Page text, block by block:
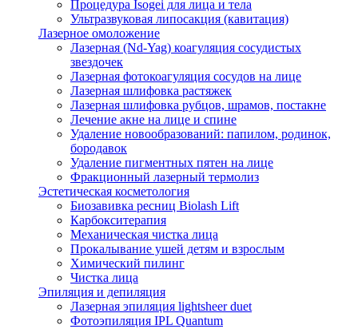
Процедура Isogei для лица и тела
Ультразвуковая липосакция (кавитация)
Лазерное омоложение
Лазерная (Nd-Yag) коагуляция сосудистых
звездочек
Лазерная фотокоагуляция сосудов на лице
Лазерная шлифовка растяжек
Лазерная шлифовка рубцов, шрамов, постакне
Лечение акне на лице и спине
Удаление новообразований: папилом, родинок,
бородавок
Удаление пигментных пятен на лице
Фракционный лазерный термолиз
Эстетическая косметология
Биозавивка ресниц Biolash Lift
Карбокситерапия
Механическая чистка лица
Прокалывание ушей детям и взрослым
Химический пилинг
Чистка лица
Эпиляция и депиляция
Лазерная эпиляция lightsheer duet
Фотоэпиляция IPL Quantum